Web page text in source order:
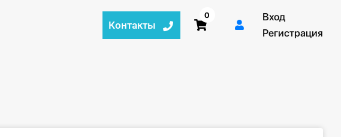
Контакты
0
Вход
Регистрация